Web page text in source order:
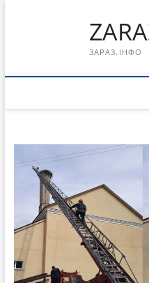
ЗАРАЗ.ІНФО